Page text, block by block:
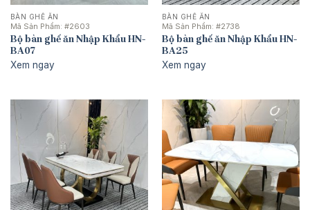
BÀN GHẾ ĂN
Mã Sản Phẩm: #2603
Bộ bàn ghế ăn Nhập Khẩu HN-
BA07
Xem ngay
BÀN GHẾ ĂN
Mã Sản Phẩm: #2738
Bộ bàn ghế ăn Nhập Khẩu HN-
BA25
Xem ngay